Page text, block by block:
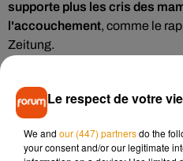
supporte plus les cris des
l'accouchement, comme le
Zeitung.
Il obtient gain de
Et aussi dingue que cela
doivent toujours être fermées
Le respect de votre
We and our (447) partnersdo the
your consent and/or our legitimate